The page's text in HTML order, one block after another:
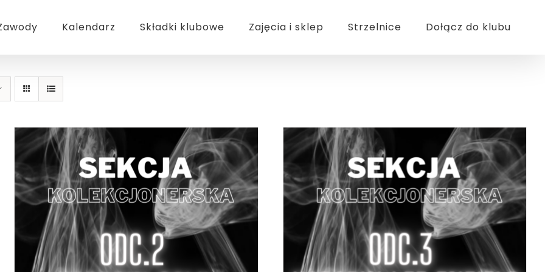
Kalendarz Składki klubowe Zajęcia i sklep Strzelnice Dołącz do klubu
DODAJ DO KOSZYKA / SZCZEGÓŁY DODAJ DO KOSZYKA / SZCZEGÓŁY